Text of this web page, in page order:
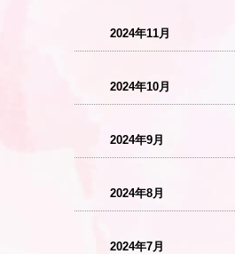
2024年11月
2024年10月
2024年9月
2024年8月
2024年7月